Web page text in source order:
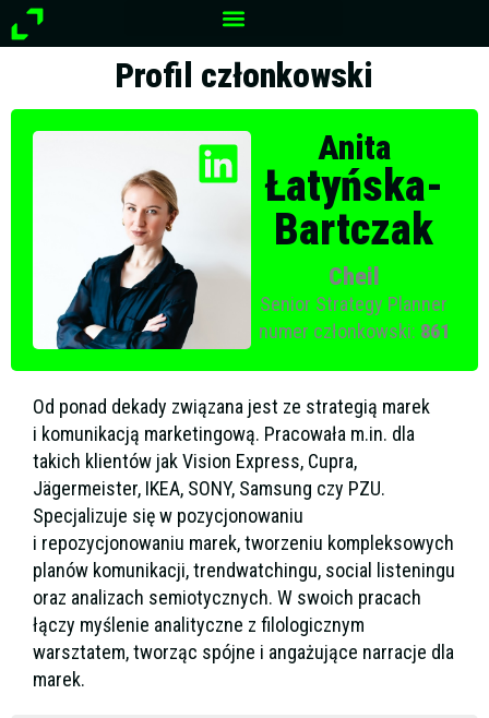
Przejdź
do
Profil członkowski
Anita
Łatyńska-
Bartczak
Cheil
Senior Strategy Planner
numer członkowski: 861
Od ponad dekady związana jest ze strategią marek
i komunikacją marketingową. Pracowała m.in. dla
takich klientów jak Vision Express, Cupra,
Jägermeister, IKEA, SONY, Samsung czy PZU.
Specjalizuje się w pozycjonowaniu
i repozycjonowaniu marek, tworzeniu kompleksowych
planów komunikacji, trendwatchingu, social listeningu
oraz analizach semiotycznych. W swoich pracach
łączy myślenie analityczne z filologicznym
warsztatem, tworząc spójne i angażujące narracje dla
marek.